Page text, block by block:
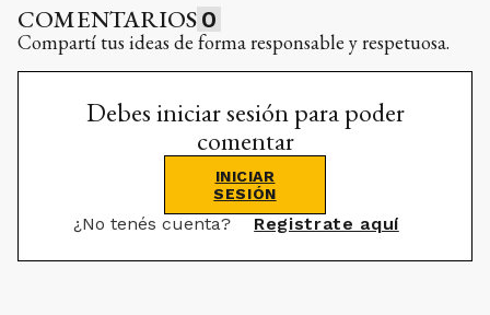
COMENTARIOS 0
Compartí tus ideas de forma responsable y respetuosa.
Debes iniciar sesión para poder
comentar
INICIAR
SESIÓN
¿No tenés cuenta? Registrate aquí